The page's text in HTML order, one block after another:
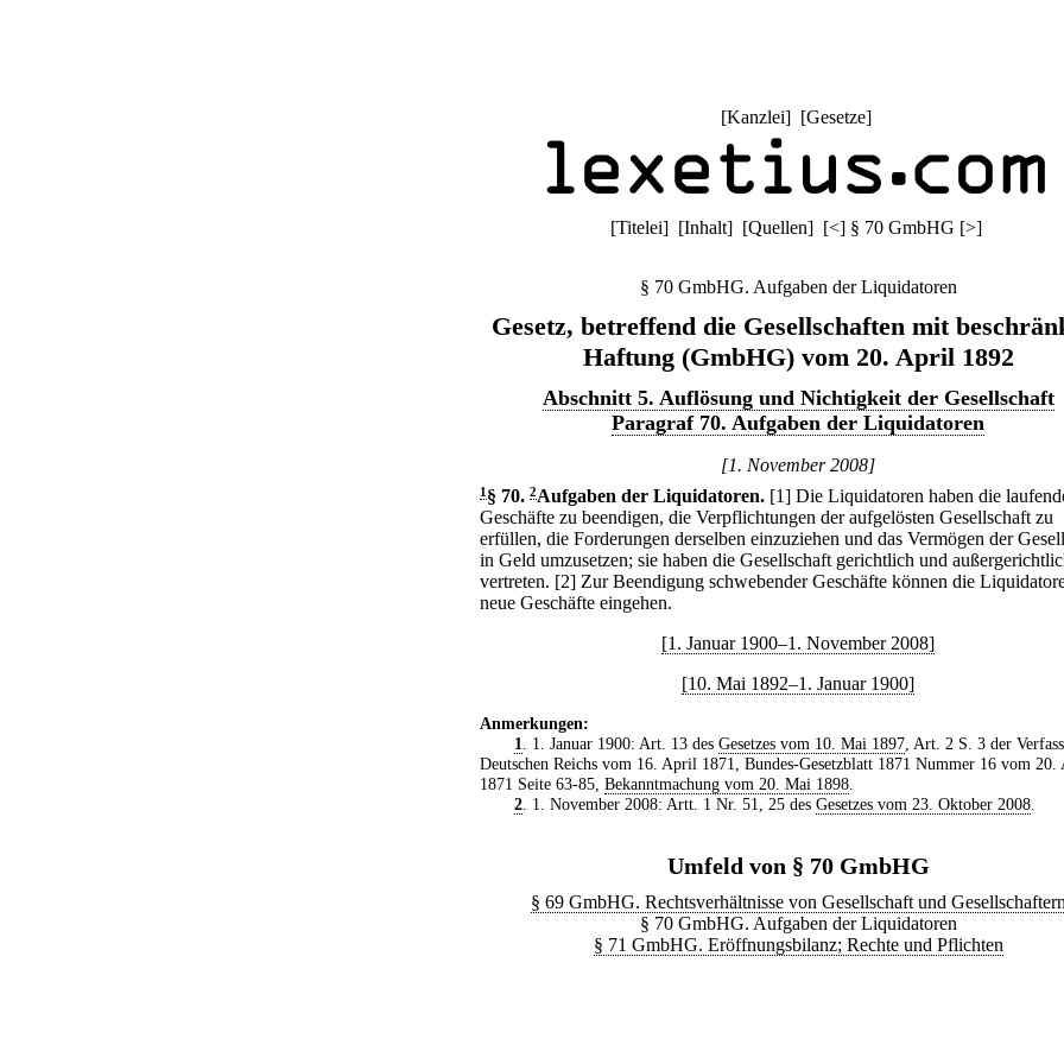
[Kanzlei] [Gesetze]
[Titelei] [Inhalt] [Quellen] [<] § 70 GmbHG [>]
§ 70 GmbHG. Aufgaben der Liquidatoren
Gesetz, betreffend die Gesellschaften mit
Haftung (GmbHG) vom 20. April 1892
Abschnitt 5. Auflösung und Nichtigkeit der Gesellschaft
Paragraf 70. Aufgaben der Liquidatoren
[1. November 2008]
1 § 70. 2Aufgaben der Liquidatoren. [1] Die Liquidatoren haben die
Geschäfte zu beendigen, die Verpflichtungen der aufgelösten Gesellschaft zu
erfüllen, die Forderungen derselben einzuziehen und das Vermögen der
in Geld umzusetzen; sie haben die Gesellschaft gerichtlich und
vertreten. [2] Zur Beendigung schwebender Geschäfte können die
neue Geschäfte eingehen.
[1. Januar 1900–1. November 2008]
[10. Mai 1892–1. Januar 1900]
Anmerkungen:
1
. 1. Januar 1900: Art. 13 des Gesetzes vom 10. Mai 1897, Art. 2 S. 3 der
Deutschen Reichs vom 16. April 1871, Bundes-Gesetzblatt 1871 Nummer 16 vom 20.
1871 Seite 63-85, Bekanntmachung vom 20. Mai 1898
2. 1. November 2008: Artt. 1 Nr. 51, 25 des Gesetzes vom 23. Oktober 2008.
Umfeld von § 70 GmbHG
§ 69 GmbHG. Rechtsverhältnisse von Gesellschaft und Gesellschaftern
§ 70 GmbHG. Aufgaben der Liquidatoren
§ 71 GmbHG. Eröffnungsbilanz; Rechte und Pflichten